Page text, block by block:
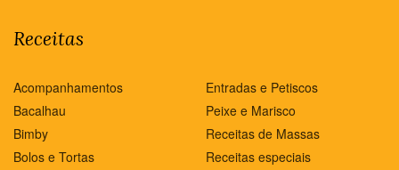
Receitas
Acompanhamentos
Bacalhau
Bimby
Bolos e Tortas
Entradas e Petiscos
Peixe e Marisco
Receitas de Massas
Receitas especiais